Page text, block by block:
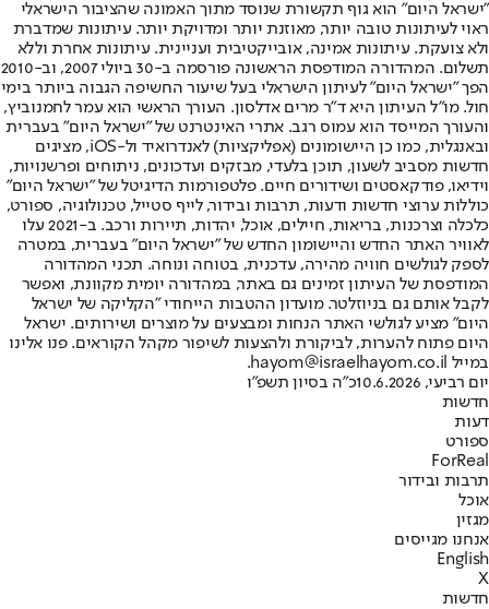
"ישראל היום" הוא גוף תקשורת שנוסד מתוך האמונה שהציבור הישראלי
ראוי לעיתונות טובה יותר, מאוזנת יותר ומדויקת יותר. עיתונות שמדברת
ולא צועקת. עיתונות אמינה, אובייקטיבית ועניינית. עיתונות אחרת וללא
תשלום. המהדורה המודפסת הראשונה פורסמה ב-30 ביולי 2007, וב-2010
הפך "ישראל היום" לעיתון הישראלי בעל שיעור החשיפה הגבוה ביותר בימי
חול. מו"ל העיתון היא ד"ר מרים אדלסון. העורך הראשי הוא עמר לחמנוביץ,
והעורך המייסד הוא עמוס רגב. אתרי האינטרנט של "ישראל היום" בעברית
ובאנגלית, כמו כן היישומונים (אפליקציות) לאנדרואיד ול-iOS, מציגים
חדשות מסביב לשעון, תוכן בלעדי, מבזקים ועדכונים, ניתוחים ופרשנויות,
וידיאו, פודקאסטים ושידורים חיים. פלטפורמות הדיגיטל של "ישראל היום"
כוללות ערוצי חדשות ודעות, תרבות ובידור, לייף סטייל, טכנולוגיה, ספורט,
כלכלה וצרכנות, בריאות, חיילים, אוכל, יהדות, תיירות ורכב. ב-2021 עלו
לאוויר האתר החדש והיישומון החדש של "ישראל היום" בעברית, במטרה
לספק לגולשים חוויה מהירה, עדכנית, בטוחה ונוחה. תכני המהדורה
המודפסת של העיתון זמינים גם באתר, במהדורה יומית מקוונת, ואפשר
לקבל אותם גם בניוזלטר. מועדון ההטבות הייחודי "הקליקה של ישראל
היום" מציע לגולשי האתר הנחות ומבצעים על מוצרים ושירותים. ישראל
היום פתוח להערות, לביקורת ולהצעות לשיפור מקהל הקוראים. פנו אלינו
במייל hayom@israelhayom.co.il.
יום רביעי, 10.6.2026
כ"ה בסיון תשפ"ו
חדשות
דעות
ספורט
ForReal
תרבות ובידור
אוכל
מגזין
אנחנו מגייסים
English
X
חדשות